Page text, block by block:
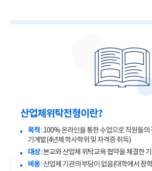
산업체위탁전형이란?
목적: 100% 온라인을 통한 수업으로 직원들의
기계발(4년제 학사학위 및 자격증 취득)
대상: 본교와 산업체 위탁교육 협약을 체결한
비용: 산업체 기관의 부담이 없음(대학에서 장